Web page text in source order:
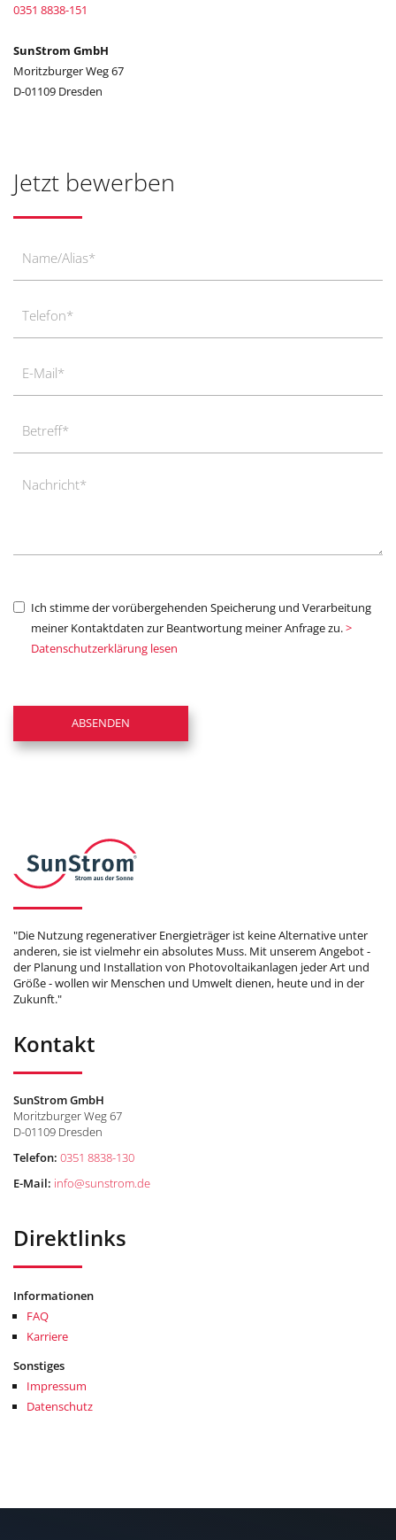
0351 8838-151
SunStrom GmbH
Moritzburger Weg 67
D-01109 Dresden
Jetzt bewerben
Ich stimme der vorübergehenden Speicherung und Verarbeitung
meiner Kontaktdaten zur Beantwortung meiner Anfrage zu.>
Datenschutzerklärung lesen
ABSENDEN
"Die Nutzung regenerativer Energieträger ist keine Alternative unter
anderen, sie ist vielmehr ein absolutes Muss. Mit unserem Angebot -
der Planung und Installation von Photovoltaikanlagen jeder Art und
Größe - wollen wir Menschen und Umwelt dienen, heute und in der
Zukunft."
Kontakt
SunStrom GmbH
Moritzburger Weg 67
D-01109 Dresden
Telefon: 0351 8838-130
E-Mail: info@sunstrom.de
Direktlinks
Informationen
FAQ
Karriere
Sonstiges
Impressum
Datenschutz